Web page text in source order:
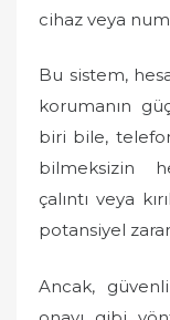
cihaz veya
Bu sistem,
korumanın
biri bile,
bilmeksizin
çalıntı veya
potansiyel
Ancak,